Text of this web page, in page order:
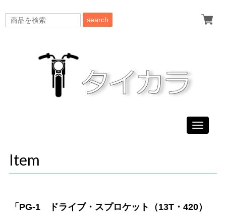
search
Toggle
Item
「PG-1 ドライブ・スプロケット（13T・420）